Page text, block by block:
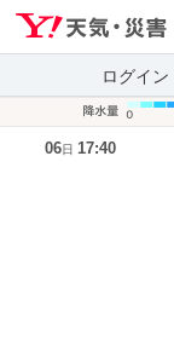
ログイン
06日 17:40